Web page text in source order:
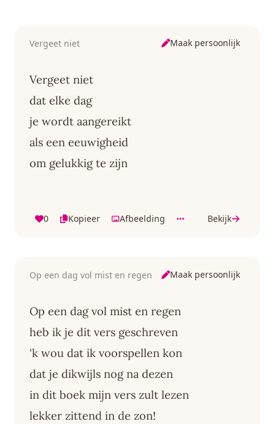
Vergeet niet Maak persoonlijk
Vergeet niet
dat elke dag
je wordt aangereikt
als een eeuwigheid
om gelukkig te zijn
0 Kopieer Afbeelding Bekijk
Op een dag vol mist en regen Maak persoonlijk
Op een dag vol mist en regen
heb ik je dit vers geschreven
'k wou dat ik voorspellen kon
dat je dikwijls nog na dezen
in dit boek mijn vers zult lezen
lekker zittend in de zon!